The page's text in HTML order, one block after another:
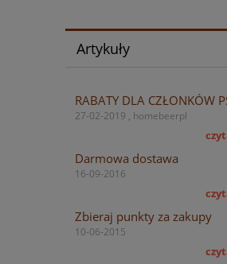
Artykuły
RABATY DLA CZŁONKÓW
27-02-2019 , homebeerpl
Darmowa dostawa
16-09-2016
Zbieraj punkty za zakupy
10-06-2015